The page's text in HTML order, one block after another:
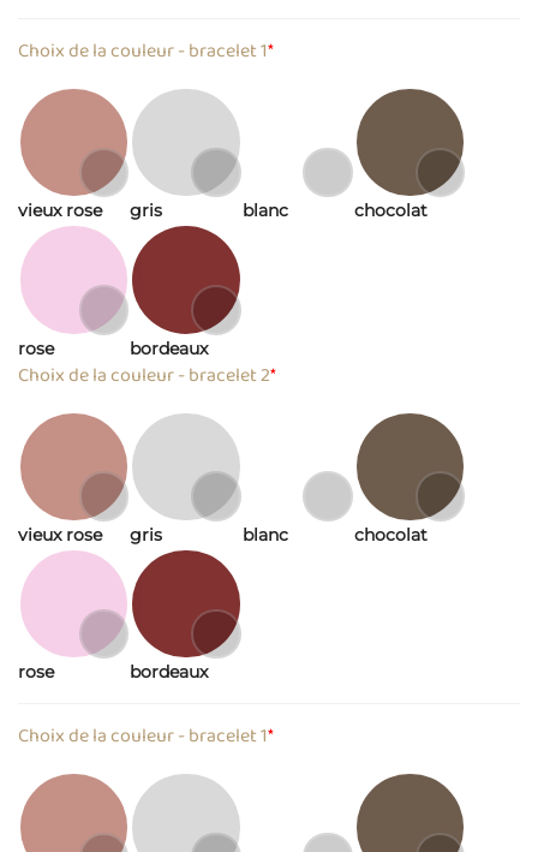
*
Choix de la couleur - bracelet 1
vieux rose gris blanc chocolat
rose bordeaux
*
Choix de la couleur - bracelet 2
vieux rose gris blanc chocolat
rose bordeaux
*
Choix de la couleur - bracelet 1